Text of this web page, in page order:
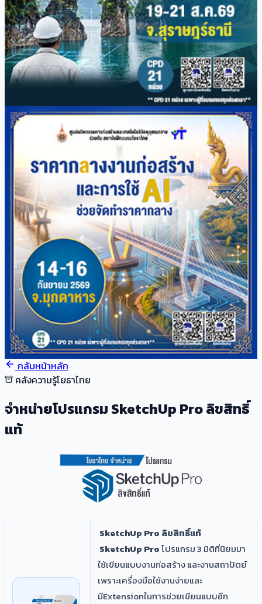
กลับหน้าหลัก
คลังความรู้โยธาไทย
จำหน่ายโปรแกรม SketchUp Pro ลิขสิทธิ์
แท้
SketchUp Pro ลิขสิทธิ์แท้
SketchUp Proโปรแกรม 3 มิติที่นิยมมา
ใช้เขียนแบบงานก่อสร้าง และงานสถาปัตย์
เพราะเครื่องมือใช้งานง่ายและ
มีExtensionในการช่วยเขียนแบบอีก